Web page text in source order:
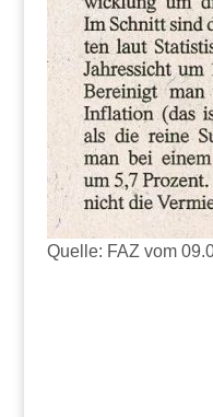
Quelle: FAZ vom